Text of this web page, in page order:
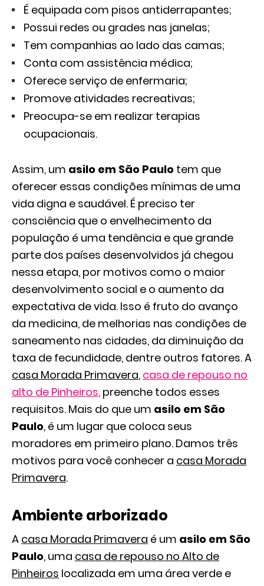
É equipada com pisos antiderrapantes;
Possui redes ou grades nas janelas;
Tem companhias ao lado das camas;
Conta com assistência médica;
Oferece serviço de enfermaria;
Promove atividades recreativas;
Preocupa-se em realizar terapias
ocupacionais.
Assim, um asilo em São Paulo tem que
oferecer essas condições mínimas de uma
vida digna e saudável. É preciso ter
consciência que o envelhecimento da
população é uma tendência e que grande
parte dos países desenvolvidos já chegou
nessa etapa, por motivos como o maior
desenvolvimento social e o aumento da
expectativa de vida. Isso é fruto do avanço
da medicina, de melhorias nas condições de
saneamento nas cidades, da diminuição da
taxa de fecundidade, dentre outros fatores. A
casa Morada Primavera, casa de repouso no
alto de Pinheiros, preenche todos esses
requisitos. Mais do que um asilo em São
Paulo, é um lugar que coloca seus
moradores em primeiro plano. Damos três
motivos para você conhecer a casa Morada
Primavera.
Ambiente arborizado
A casa Morada Primavera é um asilo em São
Paulo, uma casa de repouso no Alto de
Pinheiros localizada em uma área verde e